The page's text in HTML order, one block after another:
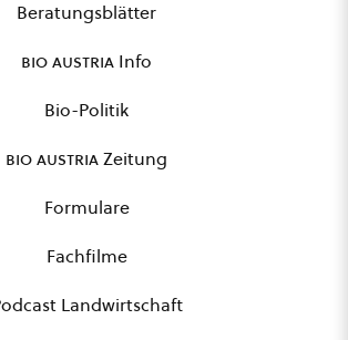
Beratungsblätter
bio austria Info
Bio-Politik
bio austriaZeitung
Formulare
Fachfilme
Landwirtschaft